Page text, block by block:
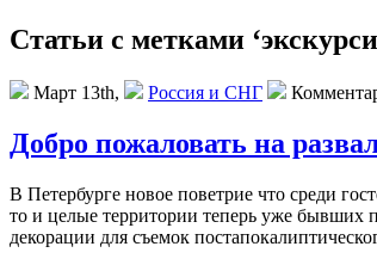
Статьи с метками
Март 13th, Россия и СНГ
Добро пожаловать на
В Петербурге новое поветрие что среди
то и целые территории теперь уже бывших
декорации для съемок